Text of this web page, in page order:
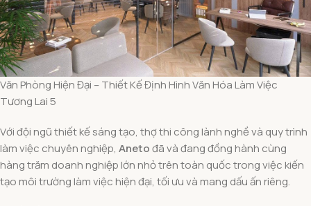
Văn Phòng Hiện Đại – Thiết Kế Định Hình Văn Hóa Làm Việc
Tương Lai 5
Với đội ngũ thiết kế sáng tạo, thợ thi công lành nghề và quy trình
làm việc chuyên nghiệp, Anetođã và đang đồng hành cùng
hàng trăm doanh nghiệp lớn nhỏ trên toàn quốc trong việc kiến
tạo môi trường làm việc hiện đại, tối ưu và mang dấu ấn riêng.